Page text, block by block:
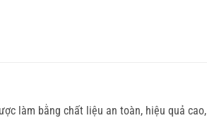
làm bằng chất liệu an toàn, hiệu quả cao,